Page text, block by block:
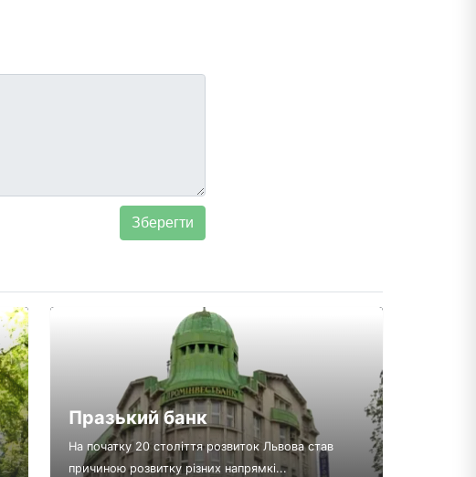
Празький банк
На початку 20 століття розвиток Львова став
причиною розвитку різних напрямкі...